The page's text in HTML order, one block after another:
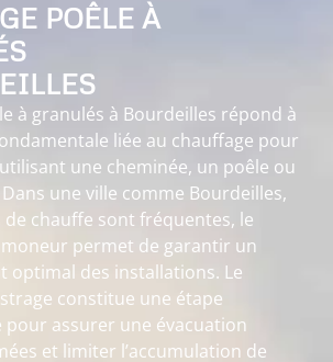
POÊLE À
à granulés à Bourdeilles répond à
liée au chauffage pour
une cheminée, un poêle ou
une ville comme Bourdeilles,
chauffe sont fréquentes, le
permet de garantir un
optimal des installations. Le
constitue une étape
assurer une évacuation
et limiter l’accumulation de